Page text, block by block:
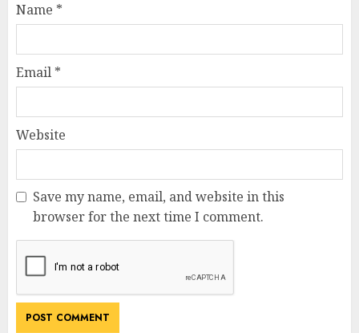
Name *
Email *
Website
Save my name, email, and website in this
browser for the next time I comment.